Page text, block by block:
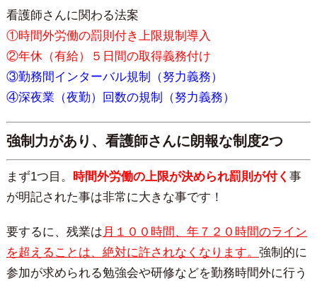
看護師さんに関わる法案
①時間外労働の罰則付き上限規制導入
②年休（有給）５日間の取得義務付け
③勤務間インターバル規制（努力義務）
④深夜業（夜勤）回数の規制（努力義務）
強制力があり、看護師さんに朗報な制度2つ
まず1つ目。 時間外労働の上限が決められ罰則が付く 事
が明記された事は非常に大きな事です！
要するに、残業は 月１００時間、年７２０時間のライン
を超えることは、絶対に許されなくなります。 強制的に
参加が求められる勉強会や研修などを勤務時間外に行う